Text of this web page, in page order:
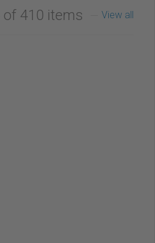
410 items View all